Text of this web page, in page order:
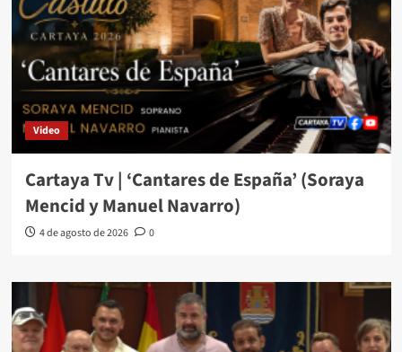
Video
Cartaya Tv | ‘Cantares de España’ (Soraya
Mencid y Manuel Navarro)
4 de agosto de 2026 0